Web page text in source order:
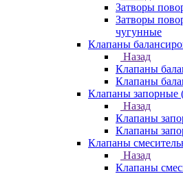
Затворы
Затворы
чугунные
Клапаны
Назад
Клапаны
Клапаны
Клапаны запорные
Назад
Клапаны
Клапаны
Клапаны
Назад
Клапаны